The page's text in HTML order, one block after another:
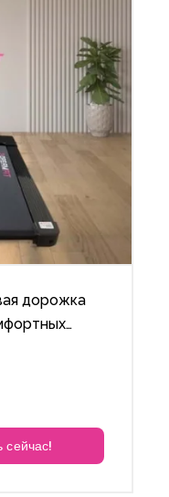
дорожка
сейчас!